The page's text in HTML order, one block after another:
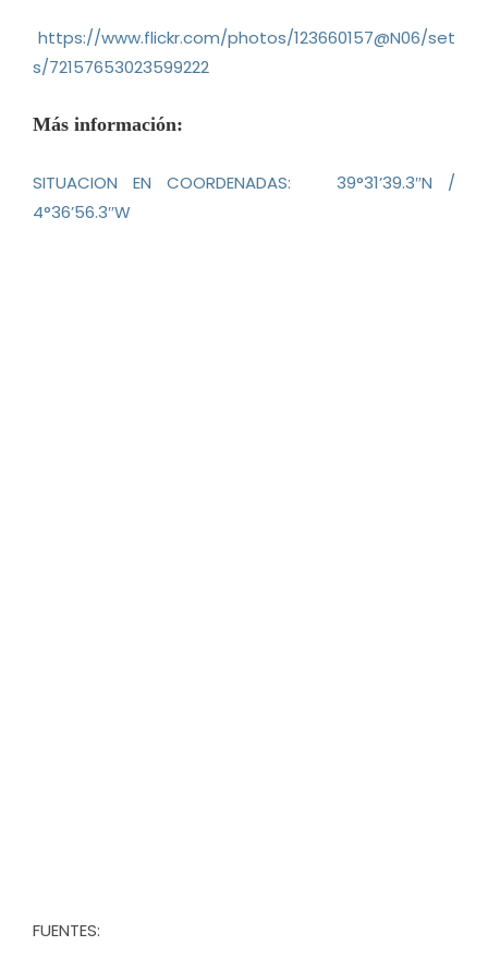
https://www.flickr.com/photos/123660157@N06/set
s/72157653023599222
Más información:
SITUACION EN COORDENADAS: 39°31’39.3″N /
4°36’56.3″W
FUENTES: